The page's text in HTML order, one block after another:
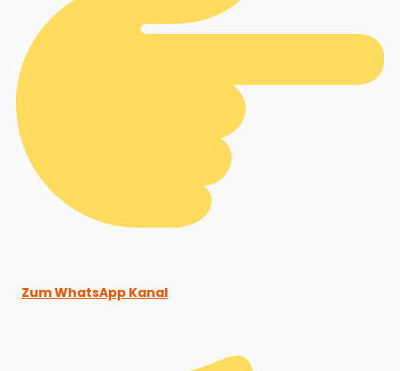
Zum WhatsApp Kanal